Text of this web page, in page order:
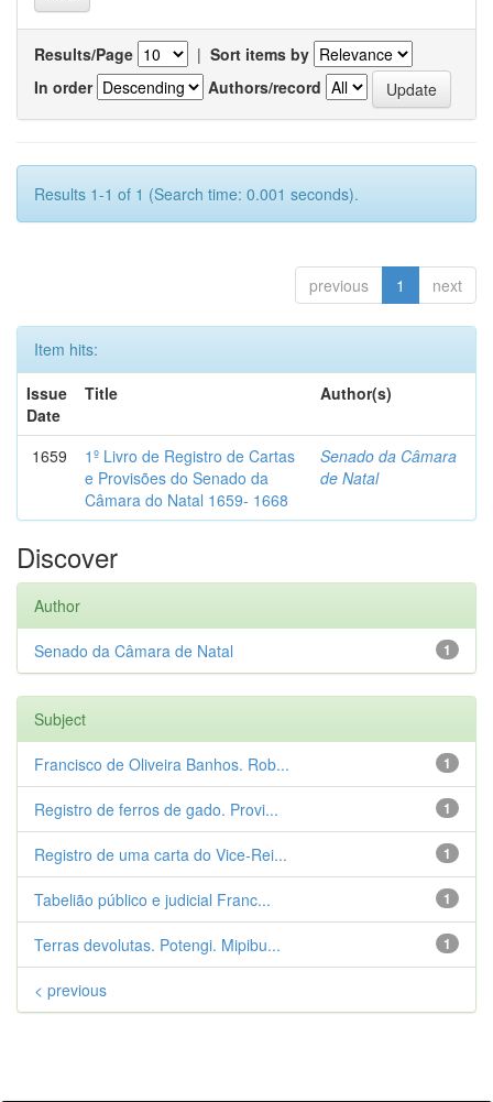
Results/Page | Sort items by
In order
Authors/record
Results 1-1 of 1 (Search time: 0.001 seconds).
previous 1 next
Item hits:
Issue
Date
Title Author(s)
1659
1º Livro de Registro de Cartas
e Provisões do Senado da
Câmara do Natal 1659- 1668
Senado da Câmara
de Natal
Discover
Author
1
Senado da Câmara de Natal
Subject
1
Francisco de Oliveira Banhos. Rob...
1
Registro de ferros de gado. Provi...
1
Registro de uma carta do Vice-Rei...
1
Tabelião público e judicial Franc...
1
Terras devolutas. Potengi. Mipibu...
< previous